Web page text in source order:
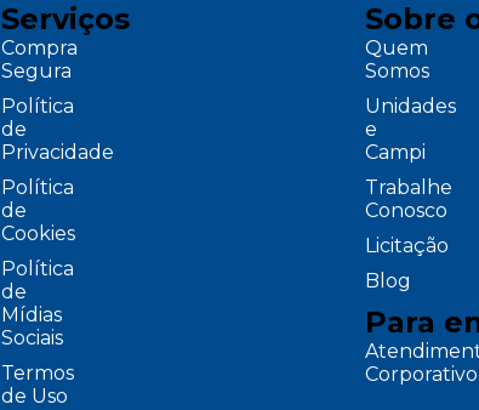
Serviços
Compra
Segura
Política
de
Privacidade
Política
de
Cookies
Política
de
Mídias
Sociais
Termos
de Uso
Sobre
Quem
Somos
Unidades
e
Campi
Trabalhe
Conosco
Licitação
Blog
Para
Corporativo